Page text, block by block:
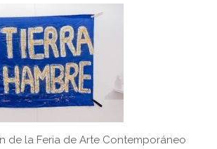
de la Feria de Arte Contemporáneo